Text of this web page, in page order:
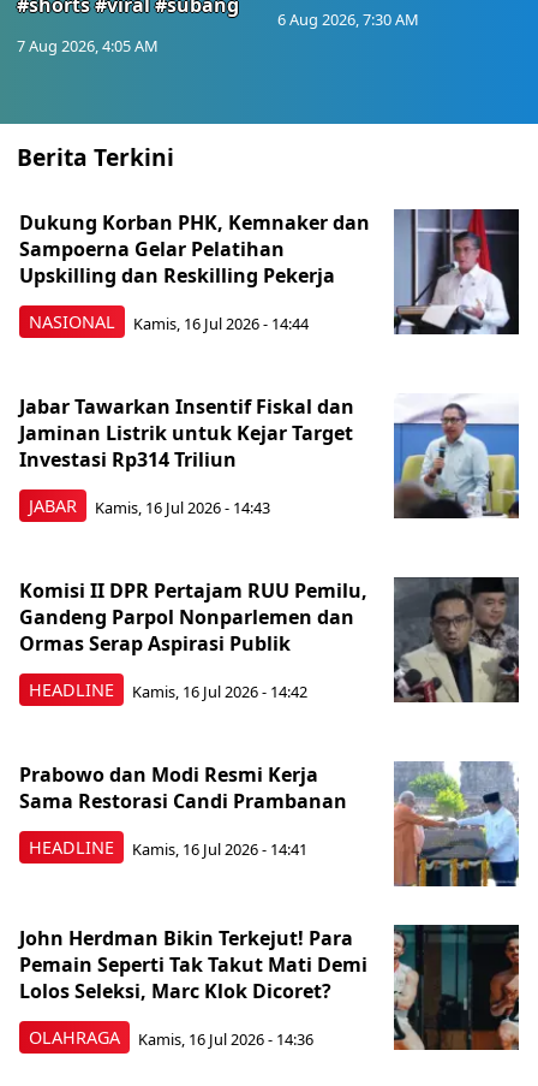
7 Aug 2026, 4:05 AM
6 Aug 2026, 7:30 AM
Berita Terkini
NASIONAL
Dukung Korban PHK, Kemnaker dan
Sampoerna Gelar Pelatihan
Upskilling dan Reskilling Pekerja
Kamis, 16 Jul 2026 - 14:44
JABAR
Jabar Tawarkan Insentif Fiskal dan
Jaminan Listrik untuk Kejar Target
Investasi Rp314 Triliun
Kamis, 16 Jul 2026 - 14:43
HEADLINE
Komisi II DPR Pertajam RUU Pemilu,
Gandeng Parpol Nonparlemen dan
Ormas Serap Aspirasi Publik
Kamis, 16 Jul 2026 - 14:42
HEADLINE
Prabowo dan Modi Resmi Kerja
Sama Restorasi Candi Prambanan
Kamis, 16 Jul 2026 - 14:41
OLAHRAGA
John Herdman Bikin Terkejut! Para
Pemain Seperti Tak Takut Mati Demi
Lolos Seleksi, Marc Klok Dicoret?
Kamis, 16 Jul 2026 - 14:36